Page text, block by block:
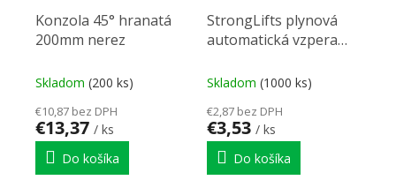
Konzola 45° hranatá
200mm nerez
Skladom (200 ks)
€10,87 bez DPH
€13,37 / ks
Do košíka
StrongLifts plynová
automatická vzpera
Skladom (1000 ks)
€2,87 bez DPH
€3,53 / ks
Do košíka